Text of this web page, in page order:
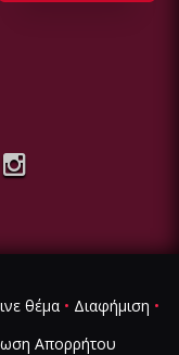
θέμα• Διαφήμιση •
Απορρήτου